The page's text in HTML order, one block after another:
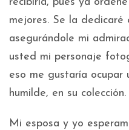
mejores. Se la
asegurándole mi
usted mi personaje
eso me gustaría ocupar
humilde, en su colección.
Mi esposa y yo